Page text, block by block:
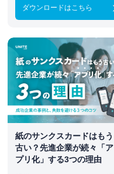
ダウンロードはこちら
紙のサンクスカードはもう
古い？先進企業が続々「ア
プリ化」する3つの理由